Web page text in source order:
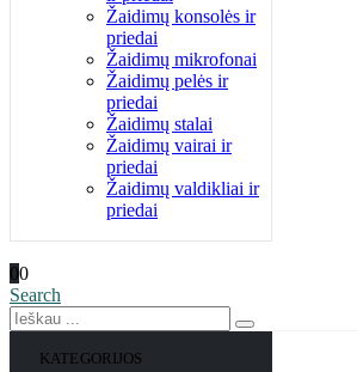
Žaidimų konsolės ir
priedai
Žaidimų mikrofonai
Žaidimų pelės ir
priedai
Žaidimų stalai
Žaidimų vairai ir
priedai
Žaidimų valdikliai ir
priedai
00
Search
KATEGORIJOS